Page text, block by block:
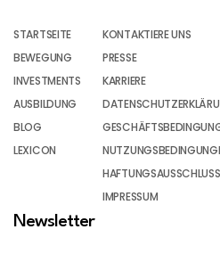
STARTSEITE
BEWEGUNG
INVESTMENTS
AUSBILDUNG
BLOG
LEXICON
KONTAKTIERE UNS
PRESSE
KARRIERE
HAFTUNGSAUSSCHLUSS
IMPRESSUM
Newsletter